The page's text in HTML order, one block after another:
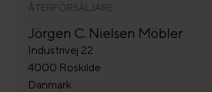
ÅTERFÖRSÄLJARE
Jörgen C. Nielsen Möbler
Industrivej 22
4000 Roskilde
Danmark